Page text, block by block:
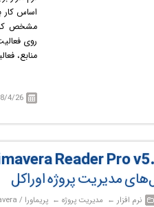
اساس کار
مشخص
روی
منابع،
هزینه
که تک تک
این نرم
4/26
مدیریت پروژه اوراکل
نرم افزار‎ ← ‏ مدیریت پروژه‎ ← ‏ پریماورا / Primavera